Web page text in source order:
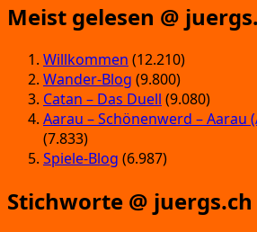
Meist gelesen @
Willkommen (12.210)
Wander-Blog (9.800)
Catan – Das Duell (9.080)
Aarau – Schönenwerd – Aarau
(7.833)
Spiele-Blog (6.987)
Stichworte @ juergs.ch